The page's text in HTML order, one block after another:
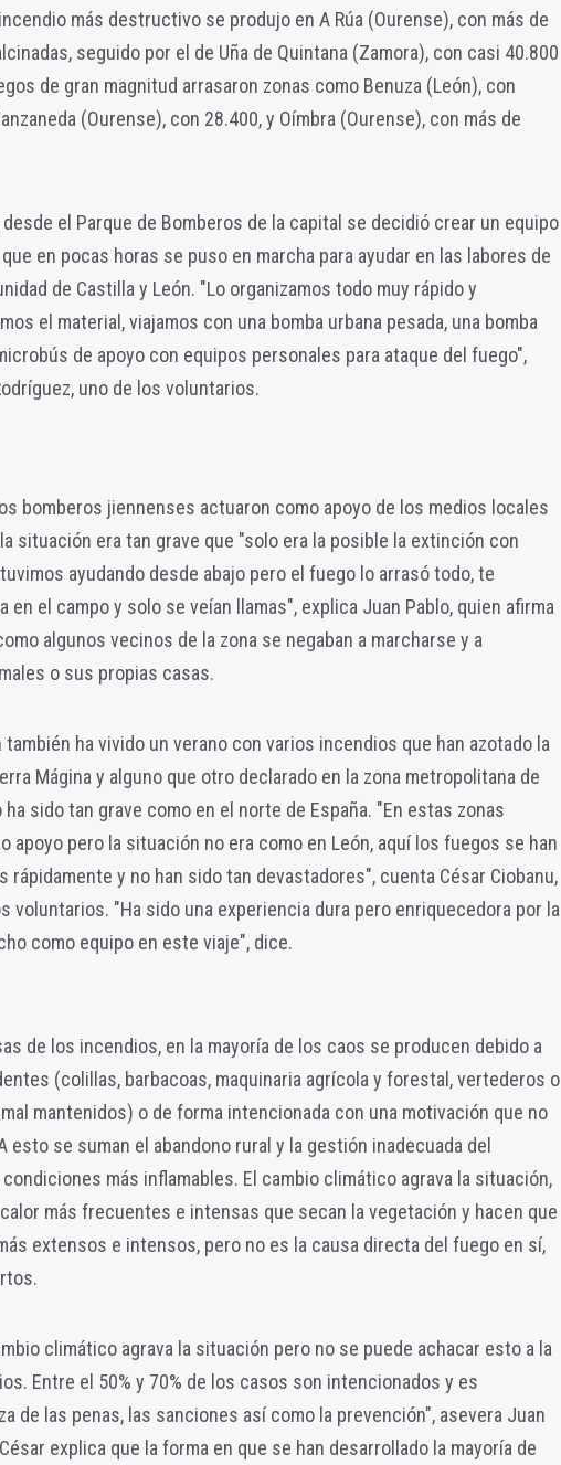
más destructivo se produjo en A Rúa (Ourense), con más de
seguido por el de Uña de Quintana (Zamora), con casi 40.800
de gran magnitud arrasaron zonas como Benuza (León), con
(Ourense), con 28.400, y Oímbra (Ourense), con más de
el Parque de Bomberos de la capital se decidió crear un equipo
en pocas horas se puso en marcha para ayudar en las labores de
de Castilla y León. "Lo organizamos todo muy rápido y
el material, viajamos con una bomba urbana pesada, una bomba
de apoyo con equipos personales para ataque del fuego",
uno de los voluntarios.
bomberos jiennenses actuaron como apoyo de los medios locales
situación era tan grave que "solo era la posible la extinción con
ayudando desde abajo pero el fuego lo arrasó todo, te
en el campo y solo se veían llamas", explica Juan Pablo, quien afirma
algunos vecinos de la zona se negaban a marcharse y a
o sus propias casas.
también ha vivido un verano con varios incendios que han azotado la
Mágina y alguno que otro declarado en la zona metropolitana de
sido tan grave como en el norte de España. "En estas zonas
apoyo pero la situación no era como en León, aquí los fuegos se han
rápidamente y no han sido tan devastadores", cuenta César Ciobanu,
voluntarios. "Ha sido una experiencia dura pero enriquecedora por la
como equipo en este viaje", dice.
de los incendios, en la mayoría de los caos se producen debido a
(colillas, barbacoas, maquinaria agrícola y forestal, vertederos o
mantenidos) o de forma intencionada con una motivación que no
esto se suman el abandono rural y la gestión inadecuada del
más inflamables. El cambio climático agrava la situación,
más frecuentes e intensas que secan la vegetación y hacen que
extensos e intensos, pero no es la causa directa del fuego en sí,
climático agrava la situación pero no se puede achacar esto a la
Entre el 50% y 70% de los casos son intencionados y es
de las penas, las sanciones así como la prevención", asevera Juan
explica que la forma en que se han desarrollado la mayoría de